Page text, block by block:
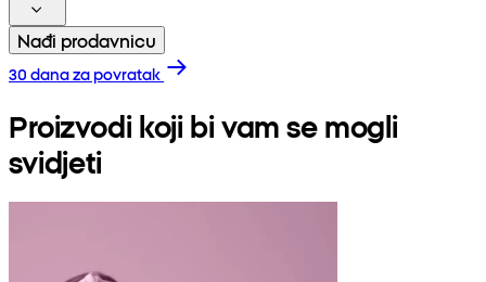
Nađi prodavnicu
30 dana za povratak
Proizvodi koji bi vam se mogli
svidjeti